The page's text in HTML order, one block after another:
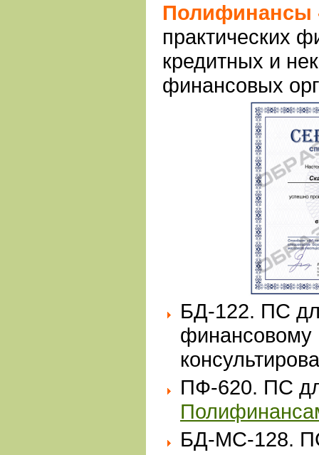
Полифинансы
практических
кредитных и
финансовых
БД-122. ПС
финансовому
ПФ-620. ПС
БД-МС-128.